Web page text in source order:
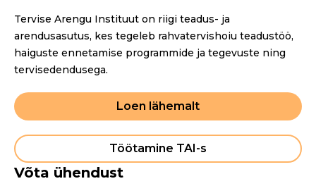
Tervise Arengu Instituut on riigi teadus- ja
arendusasutus, kes tegeleb rahvatervishoiu teadustöö,
haiguste ennetamise programmide ja tegevuste ning
tervisedendusega.
Loen lähemalt
Töötamine TAI-s
Võta ühendust